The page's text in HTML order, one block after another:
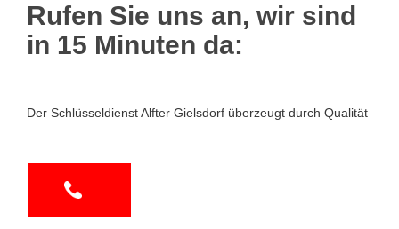
Rufen Sie uns an, wir sind
in 15 Minuten da:
Der Schlüsseldienst Alfter Gielsdorf überzeugt durch Qualität